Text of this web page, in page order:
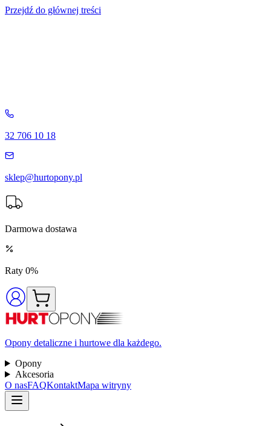
Przejdź do głównej treści
32 706 10 18
sklep@hurtopony.pl
Darmowa dostawa
Raty 0%
Opony detaliczne i hurtowe dla każdego.
Opony
Akcesoria
O nasFAQKontaktMapa witryny